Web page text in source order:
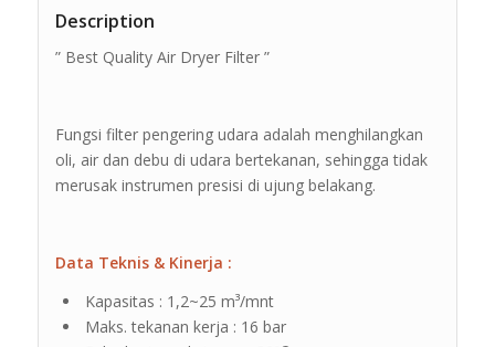
Description
” Best Quality Air Dryer Filter ”
Fungsi filter pengering udara adalah menghilangkan
oli, air dan debu di udara bertekanan, sehingga tidak
merusak instrumen presisi di ujung belakang.
Data Teknis & Kinerja :
Kapasitas : 1,2~25 m³/mnt
Maks. tekanan kerja : 16 bar